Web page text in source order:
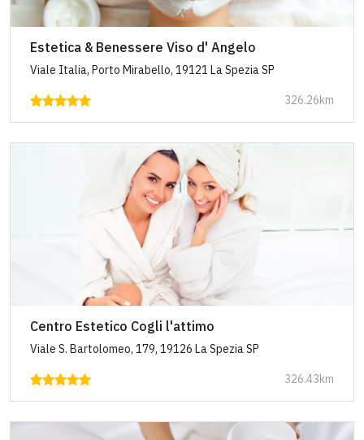
Estetica & Benessere Viso d' Angelo
Viale Italia, Porto Mirabello, 19121 La Spezia SP
326.26km
Centro Estetico Cogli l'attimo
Viale S. Bartolomeo, 179, 19126 La Spezia SP
326.43km